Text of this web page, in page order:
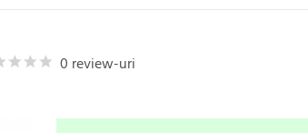
0 review-uri